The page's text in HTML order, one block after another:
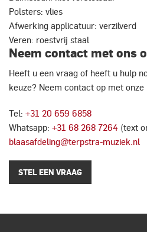
Polsters: vlies
Afwerking applicatuur: verzilverd
Veren: roestvrij staal
Neem contact met ons
Heeft u een vraag of heeft u hulp
keuze? Neem contact op met
Tel: +31 20 659 6858
Whatsapp: +31 68 268 7264 (text
blaasafdeling@terpstra-muziek.nl
STEL EEN VRAAG